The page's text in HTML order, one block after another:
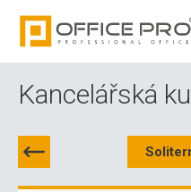
Kancelářská